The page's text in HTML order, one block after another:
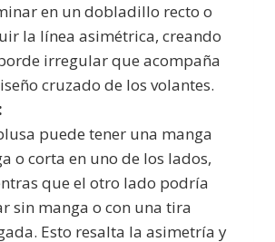
en un dobladillo recto o
la línea asimétrica, creando
irregular que acompaña
cruzado de los volantes.
puede tener una manga
o corta en uno de los lados,
que el otro lado podría
sin manga o con una tira
Esto resalta la asimetría y